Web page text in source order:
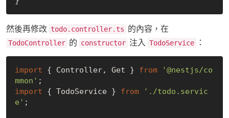
然後再修改 todo.controller.ts 的內容，在
TodoController 的 constructor 注入 TodoService ：
import { Controller, Get } from
'@nestjs/co
mmon'
import { TodoService } from
'./todo.servic
e' ;